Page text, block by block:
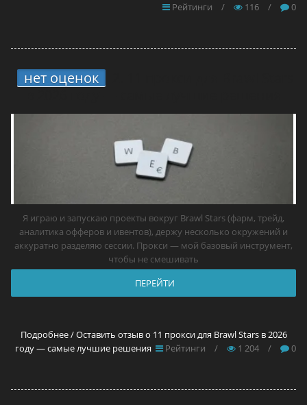
Рейтинги
/ 116 / 0
нет оценок
Я играю и запускаю проекты вокруг Brawl Stars (фарм, трейд,
аналитика офферов и ивентов), держу несколько окружений и
аккуратно разделяю сессии. Прокси — мой базовый инструмент,
чтобы не смешивать
ПЕРЕЙТИ
Подробнее / Оставить отзыв о 11 прокси для Brawl Stars в 2026
году — самые лучшие решения
Рейтинги / 1 204 / 0